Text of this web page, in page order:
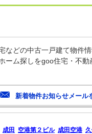
などの中古一戸建て物件
ーム探しをgoo住宅・不動
成田 空港第２ビル 成田空港